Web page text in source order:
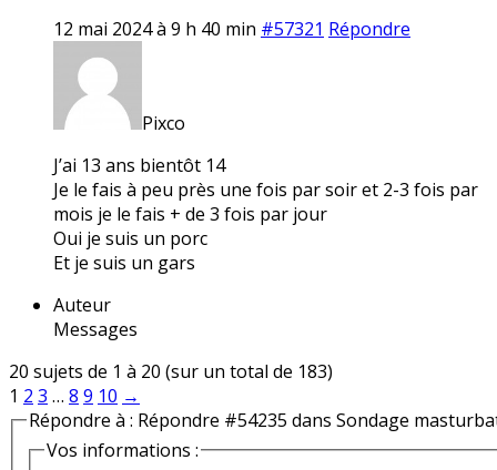
12 mai 2024 à 9 h 40 min #57321 Répondre
Pixco
J’ai 13 ans bientôt 14
Je le fais à peu près une fois par soir et 2-3 fois par
mois je le fais + de 3 fois par jour
Oui je suis un porc
Et je suis un gars
Auteur
Messages
20 sujets de 1 à 20 (sur un total de 183)
1 2 3 … 8 9 10 →
Répondre à : Répondre #54235 dans Sondage
Vos informations :